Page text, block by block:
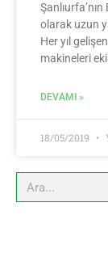
olarak uzun
Her yıl
makineleri
DEVAMI »
18/05/2019